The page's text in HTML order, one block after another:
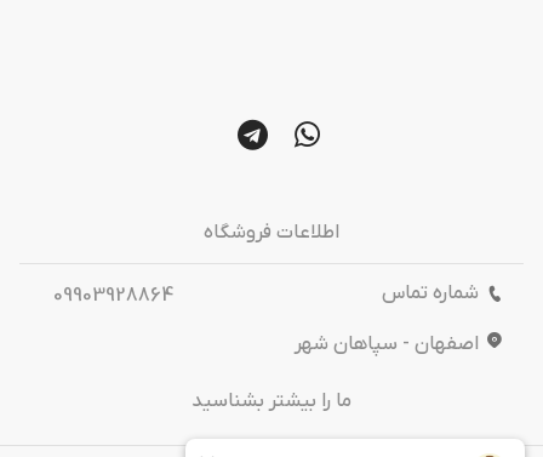
اطلاعات فروشگاه
شماره تماس
09903928864
اصفهان - سپاهان شهر
ما را بیشتر بشناسید